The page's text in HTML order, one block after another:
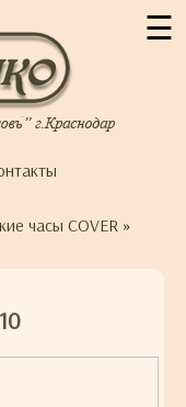
☰
часы COVER »